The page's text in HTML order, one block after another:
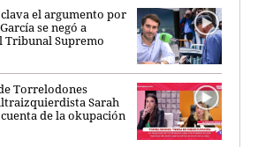
el argumento por
se negó a
Tribunal Supremo
Torrelodones
Sarah
de la okupación